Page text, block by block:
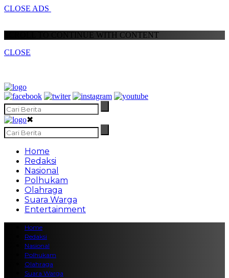
CLOSE ADS
SCROLL TO CONTINUE WITH CONTENT
CLOSE
✖
Home
Redaksi
Nasional
Polhukam
Olahraga
Suara Warga
Entertainment
Home
Redaksi
Nasional
Polhukam
Olahraga
Suara Warga